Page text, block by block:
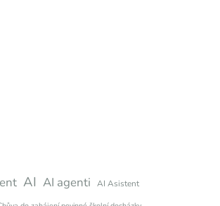
AI AI agenti AI Asistent